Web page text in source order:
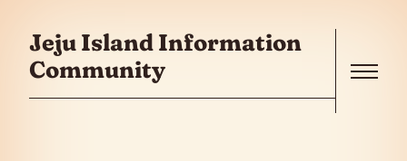
Jeju Island Information
Community